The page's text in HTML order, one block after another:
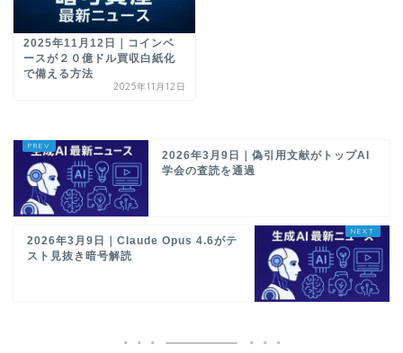
2025年11月12日｜コインベ
ースが２０億ドル買収白紙化
で備える方法
2025年11月12日
2026年3月9日｜偽引用文献がトップAI
学会の査読を通過
2026年3月9日｜Claude Opus 4.6がテ
スト見抜き暗号解読